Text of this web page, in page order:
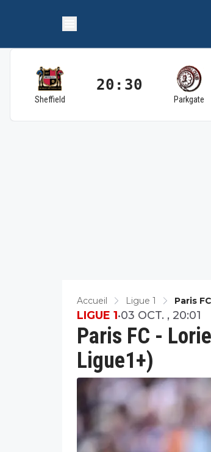
Sheffield
20:30
Parkgate
Accueil Ligue 1 Paris
Paris FC -
Ligue1+)
LIGUE 1•03 OCT. , 20:01